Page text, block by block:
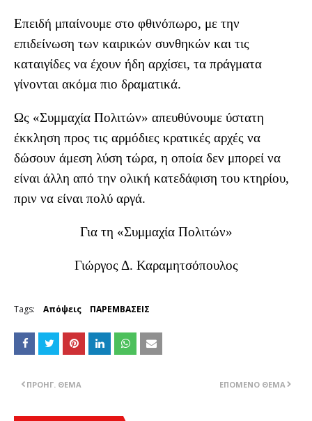
Επειδή μπαίνουμε στο φθινόπωρο, με την
επιδείνωση των καιρικών συνθηκών και τις
καταιγίδες να έχουν ήδη αρχίσει, τα πράγματα
γίνονται ακόμα πιο δραματικά.
Ως «Συμμαχία Πολιτών» απευθύνουμε ύστατη
έκκληση προς τις αρμόδιες κρατικές αρχές να
δώσουν άμεση λύση τώρα, η οποία δεν μπορεί να
είναι άλλη από την ολική κατεδάφιση του κτηρίου,
πριν να είναι πολύ αργά.
Για τη «Συμμαχία Πολιτών»
Γιώργος Δ. Καραμητσόπουλος
Tags: Απόψεις ΠΑΡΕΜΒΑΣΕΙΣ
ΕΠΌΜΕΝΟ ΘΈΜΑ
ΠΡΟΗΓ. ΘΈΜΑ